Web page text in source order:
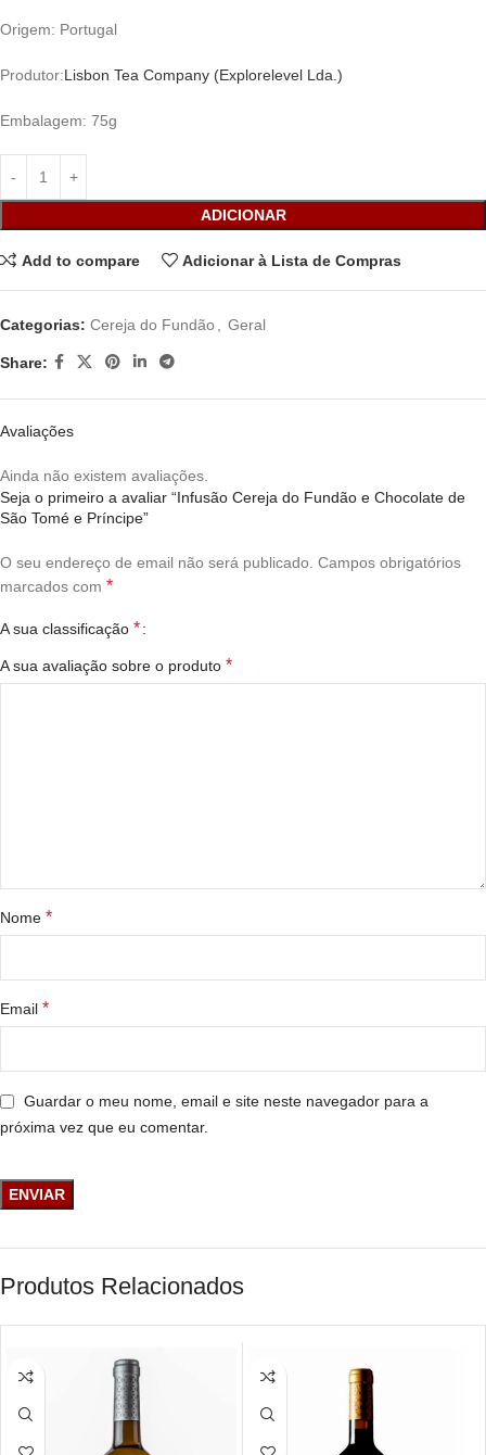
Origem: Portugal
Produtor:Lisbon Tea Company (Explorelevel Lda.)
Embalagem: 75g
ADICIONAR
Add to compare Adicionar à Lista de Compras
Categorias: Cereja do Fundão Geral
Share:
Avaliações
Ainda não existem avaliações.
Seja o primeiro a avaliar “Infusão Cereja do Fundão e Chocolate de
São Tomé e Príncipe”
O seu endereço de email não será publicado. Campos obrigatórios
marcados com *
A sua classificação *
A sua avaliação sobre o produto *
Nome *
Email *
Guardar o meu nome, email e site neste navegador para a
próxima vez que eu comentar.
Produtos Relacionados